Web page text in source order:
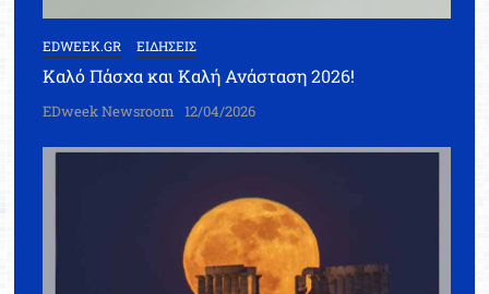
EDWEEK.GR ΕΙΔΗΣΕΙΣ
Καλό Πάσχα και Καλή Ανάσταση 2026!
EDweek Newsroom 12/04/2026